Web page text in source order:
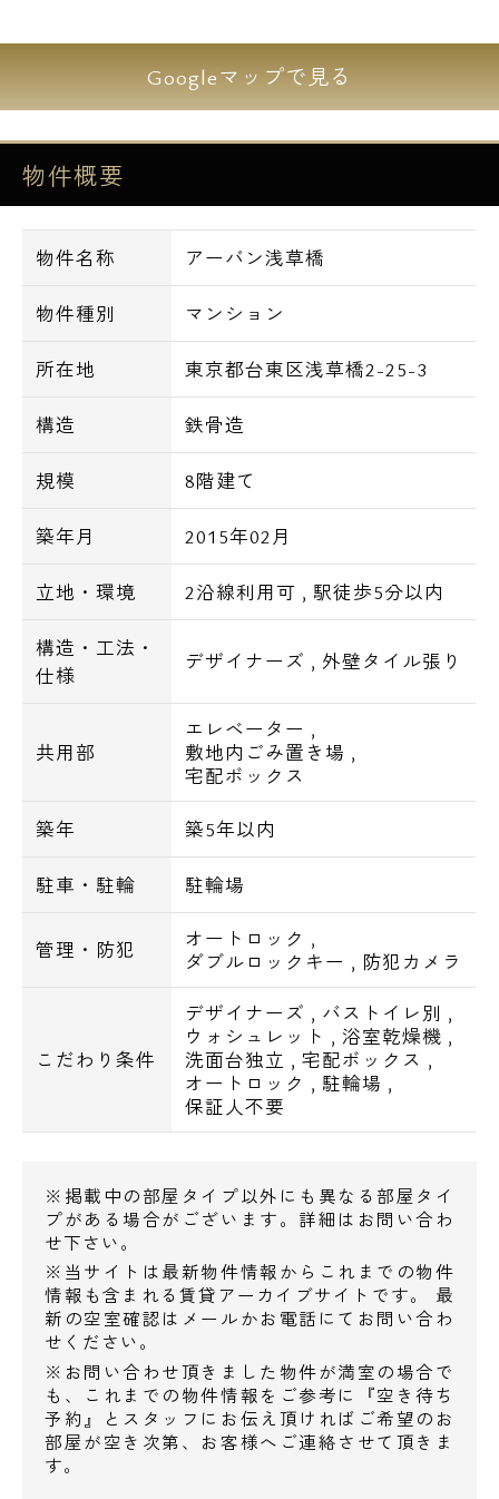
りで快適な生活を送ることが出来ます。
マンションの周辺には飲食店や買い物施設が
多く、日常の生活に困らず飽きが来ない住環
境。
駅から近い物件ですので、忙しいジビネスマ
ンにもオススメ出来る物件です。
～Equipment～
■オートロック
■宅配ロッカー
■ゴミ置場
■フローリング
■浴室乾燥機
■シャワートイレ
■独立洗面台
■システムキッチン、ガスコンロ2口
■24時間換気
～最寄駅から主要駅まで～
秋葉原駅まで・・・直通3分
御茶ノ水駅まで・・・直通5分
日本橋駅まで・・・直通5分
新橋駅まで・・・直通10分
大手町駅まで・・・7分
～周辺環境～
肉のハナマサ浅草橋店･･･380m
ココスナカムラ鳥越店･･･388m
ライフ神田和泉町店･･･429m
セブンイレブン台東浅草橋3丁目店･･･176m
ミニストップ浅草橋1丁目店･･･190m
▼ドラッグストア
どらっぐぱぱす台東鳥越店･･･423m
▼主な飲食店
大戸屋ごはん処浅草橋店･･･206m
カフェ・ベローチェ浅草橋駅西口店･･･233m
サンマルクカフェ浅草橋東口店･･･251m
▼病院
社会福祉法人三井記念病院･･･518m
朝日生命成人病研究所附属医院･･･ 524m
Googleマップで見る
物件概要
物件名称 アーバン浅草橋
物件種別 マンション
所在地 東京都台東区浅草橋2-25-3
構造 鉄骨造
規模 8階建て
築年月 2015年02月
立地・環境 2沿線利用可 , 駅徒歩5分以内
構造・工法・
仕様
デザイナーズ , 外壁タイル張り
共用部
エレベーター ,
敷地内ごみ置き場 ,
宅配ボックス
築年 築5年以内
駐車・駐輪 駐輪場
管理・防犯 オートロック ,
ダブルロックキー , 防犯カメラ
こだわり条件
デザイナーズ , バストイレ別 ,
ウォシュレット , 浴室乾燥機 ,
洗面台独立 ,宅配ボックス ,
オートロック , 駐輪場 ,
保証人不要
※掲載中の部屋タイプ以外にも異なる部屋タイ
プがある場合がございます。詳細はお問い合わ
せ下さい。
※当サイトは最新物件情報からこれまでの物件
情報も含まれる賃貸アーカイブサイトです。 最
新の空室確認はメールかお電話にてお問い合わ
せください。
※お問い合わせ頂きました物件が満室の場合で
も、これまでの物件情報をご参考に『空き待ち
予約』とスタッフにお伝え頂ければご希望のお
部屋が空き次第、お客様へご連絡させて頂きま
す。